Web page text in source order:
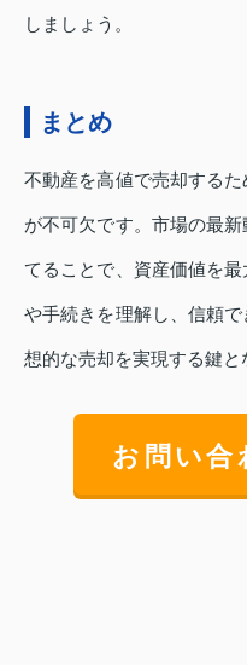
しましょう。
まとめ
不動産を高値で売却する
が不可欠です。市場の最
てることで、資産価値を
や手続きを理解し、信頼
想的な売却を実現する鍵と
お問い合